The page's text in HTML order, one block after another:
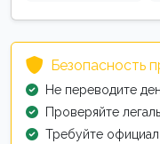
Безопасность
Не переводите
Проверяйте
Требуйте